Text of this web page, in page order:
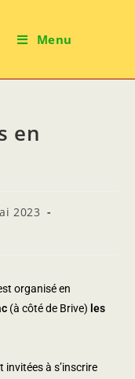
Menu
en
2023
organisé en
(à côté de Brive) les
à s’inscrire